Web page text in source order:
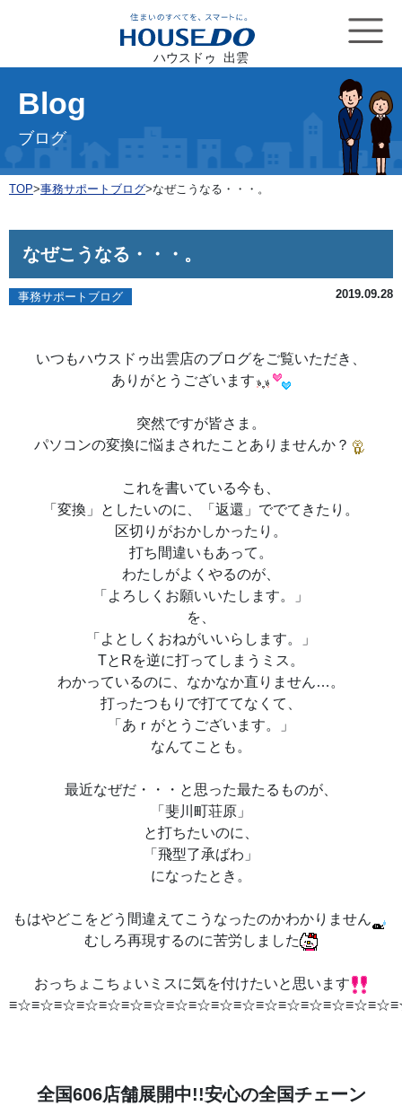
ハウスドゥ 出雲
Blog
ブログ
TOP>事務サポートブログ>なぜこうなる・・・。
なぜこうなる・・・。
事務サポートブログ 2019.09.28
いつもハウスドゥ出雲店のブログをご覧いただき、
ありがとうございます
突然ですが皆さま。
パソコンの変換に悩まされたことありませんか？
これを書いている今も、
「変換」としたいのに、「返還」ででてきたり。
区切りがおかしかったり。
打ち間違いもあって。
わたしがよくやるのが、
「よろしくお願いいたします。」
を、
「よとしくおねがいいらします。」
TとRを逆に打ってしまうミス。
わかっているのに、なかなか直りません…。
打ったつもりで打ててなくて、
「あｒがとうございます。」
なんてことも。
最近なぜだ・・・と思った最たるものが、
「斐川町荘原」
と打ちたいのに、
「飛型了承ばわ」
になったとき。
もはやどこをどう間違えてこうなったのかわかりません
むしろ再現するのに苦労しました
おっちょこちょいミスに気を付けたいと思います
全国606店舗展開中!!安心の全国チェーン